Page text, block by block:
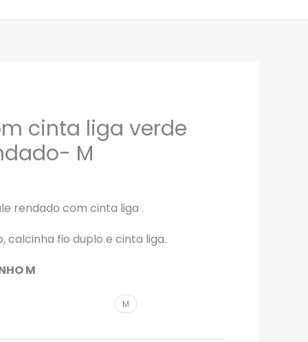
cinta liga verde
M
rendado com cinta liga .
calcinha fio duplo e cinta liga.
M
M